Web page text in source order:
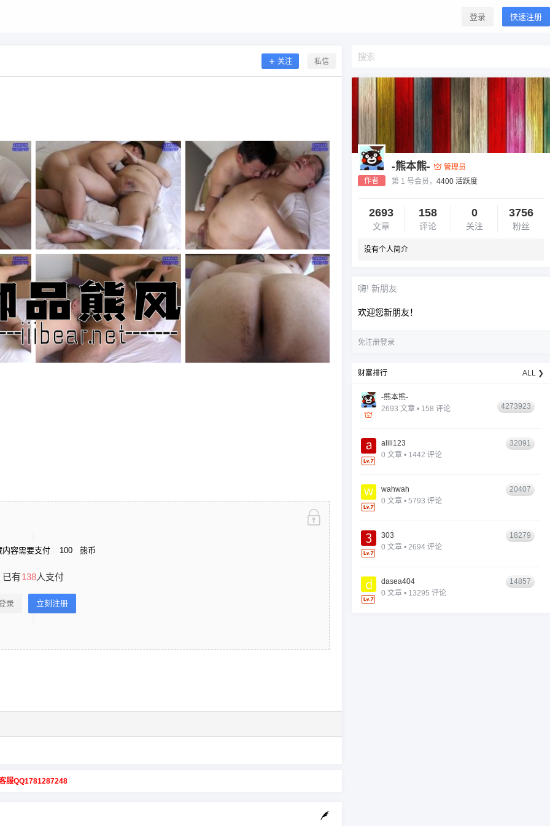
登录 快速注册
关注 私信
内容需要支付 100 熊币
已有138人支付
录 立刻注册
服QQ1781287248
作者
-熊本熊-
管理员
第 1 号会员， 4400 活跃度
2693
文章
158
评论
0
关注
3756
粉丝
没有个人简介
嗨! 新朋友
欢迎您新朋友！
免注册登录
财富排行 ALL ❯
-熊本熊-
2693 文章 • 158 评论
4273923
alili123
0 文章 • 1442 评论
32091
wahwah
0 文章 • 5793 评论
20407
303
0 文章 • 2694 评论
18279
dasea404
0 文章 • 13295 评论
14857